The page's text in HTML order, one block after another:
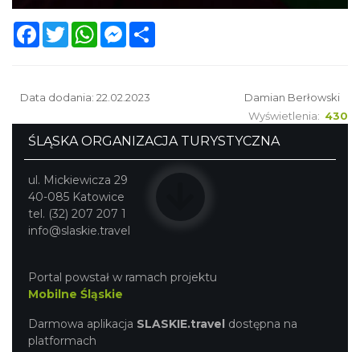
Facebook
TwitterWhatsAppMessenger
Data dodania: 22.02.2023
Damian Berłowski
Wyświetlenia: 430
ŚLĄSKA ORGANIZACJA TURYSTYCZNA
ul. Mickiewicza 29
40-085 Katowice
tel. (32) 207 207 1
info@slaskie.travel
Portal powstał w ramach projektu
Mobilne Śląskie
Darmowa aplikacja SLASKIE.travel dostępna na
platformach